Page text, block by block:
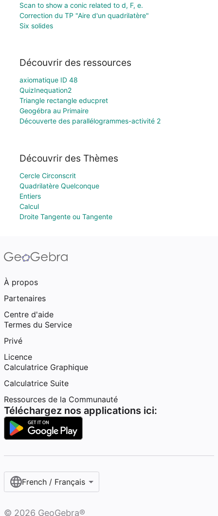
Scan to show a conic related to d, F, e.
Correction du TP "Aire d'un quadrilatère"
Six solides
Découvrir des ressources
axiomatique ID 48
QuizInequation2
Triangle rectangle educpret
Geogébra au Primaire
Découverte des parallélogrammes-activité 2
Découvrir des Thèmes
Cercle Circonscrit
Quadrilatère Quelconque
Entiers
Calcul
Droite Tangente ou Tangente
À propos
Partenaires
Centre d'aide
Termes du Service
Privé
Licence
Calculatrice Graphique
Calculatrice Suite
Ressources de la Communauté
Téléchargez nos applications ici:
French / Français‎
© 2026 GeoGebra®